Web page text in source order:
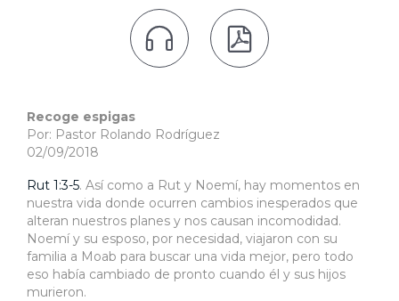
 
Recoge espigas
Por: Pastor Rolando Rodríguez
02/09/2018
Rut 1:3-5. Así como a Rut y Noemí, hay momentos en
nuestra vida donde ocurren cambios inesperados que
alteran nuestros planes y nos causan incomodidad.
Noemí y su esposo, por necesidad, viajaron con su
familia a Moab para buscar una vida mejor, pero todo
eso había cambiado de pronto cuando él y sus hijos
murieron.